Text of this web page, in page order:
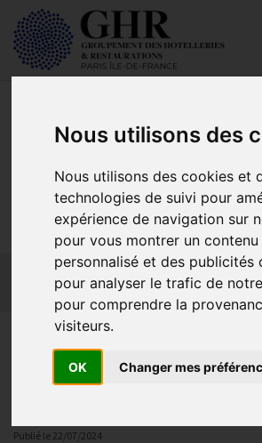
Nous utilisons des
Nous utilisons des cookies et
technologies de suivi pour
expérience de navigation sur
pour vous montrer un contenu
personnalisé et des publicités
pour analyser le trafic de
pour comprendre la
visiteurs.
OK Changer mes
GHR PARIS ÎLE-
FRANCE
Actualités Qui sommes-nous ?
Partenaires
Contact adhésion
JOP 2024 - Aide aux
Publié le 22/07/2024